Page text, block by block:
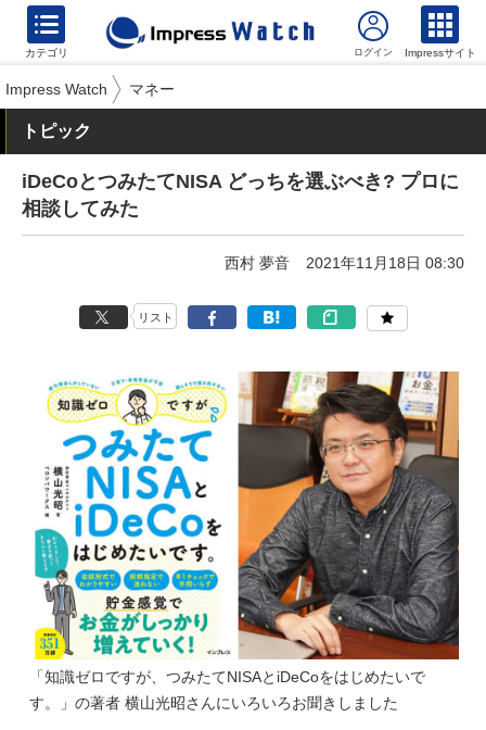
カテゴリ Impressサイト
Impress Watch マネー
トピック
iDeCoとつみたてNISA どっちを選ぶべき? プロに
相談してみた
西村 夢音 2021年11月18日 08:30
リスト
「知識ゼロですが、つみたてNISAとiDeCoをはじめたいで
す。」の著者 横山光昭さんにいろいろお聞きしました